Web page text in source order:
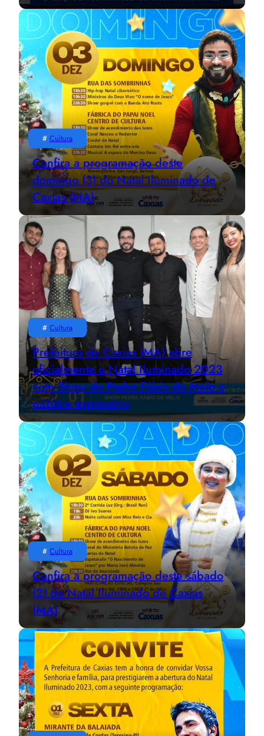
# Cultura
Confira a programação deste
domingo (3) do Natal Iluminado de
Caxias (MA)
# Cultura
Prefeitura de Caxias (MA) abre
oficialmente o Natal Iluminado 2023
com Show do Padre Fábio de Melo e
público expressivo
# Cultura
Confira a programação deste sábado
(2) do Natal Iluminado de Caxias
(MA)